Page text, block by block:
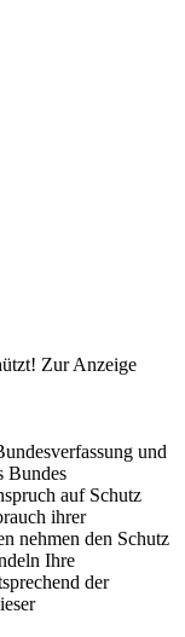
Zur Anzeige
und
Bundes
auf Schutz
ihrer
nehmen den Schutz
Ihre
der